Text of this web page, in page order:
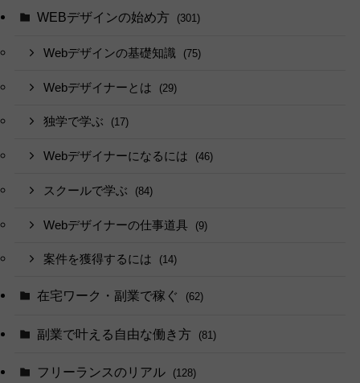
WEBデザインの始め方 (301)
Webデザインの基礎知識 (75)
Webデザイナーとは (29)
独学で学ぶ (17)
Webデザイナーになるには (46)
スクールで学ぶ (84)
Webデザイナーの仕事道具 (9)
案件を獲得するには (14)
在宅ワーク・副業で稼ぐ (62)
副業で叶える自由な働き方 (81)
フリーランスのリアル (128)